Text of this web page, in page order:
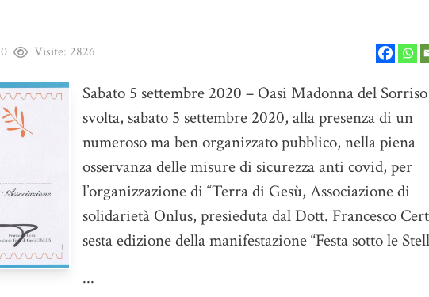
Visite: 2826
Sabato 5 settembre 2020 – Oasi Madonna del
svolta, sabato 5 settembre 2020, alla presenza di un
numeroso ma ben organizzato pubblico, nella piena
osservanza delle misure di sicurezza anti covid, per
l’organizzazione di “Terra di Gesù, Associazione di
solidarietà Onlus, presieduta dal Dott. Francesco
sesta edizione della manifestazione “Festa sotto le
...